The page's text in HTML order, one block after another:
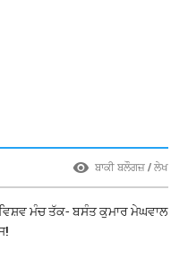
ਬਾਕੀ ਬਲੌਗਜ਼ / ਲੇਖ
ਮੰਚ ਤੱਕ- ਬਸੰਤ ਕੁਮਾਰ ਮੇਘਵਾਲ